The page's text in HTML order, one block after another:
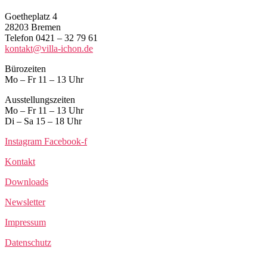
Goetheplatz 4
28203 Bremen
Telefon 0421 – 32 79 61
kontakt@villa-ichon.de
Bürozeiten
Mo – Fr 11 – 13 Uhr
Ausstellungszeiten
Mo – Fr 11 – 13 Uhr
Di – Sa 15 – 18 Uhr
Instagram Facebook-f
Kontakt
Downloads
Newsletter
Impressum
Datenschutz